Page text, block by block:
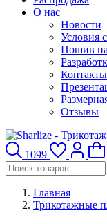
О нас
Новости
Условия
Пошив на
Контакты
Отзывы
1099
Главная
Трикотажные